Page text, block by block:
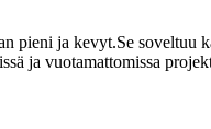
pieni ja kevyt.Se
ja vuotamattomissa